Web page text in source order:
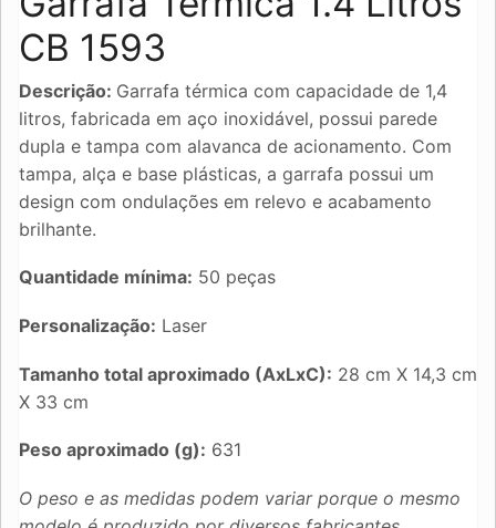
CB 1593
Descrição: Garrafa térmica com capacidade de 1,4
litros, fabricada em aço inoxidável, possui parede
dupla e tampa com alavanca de acionamento. Com
tampa, alça e base plásticas, a garrafa possui um
design com ondulações em relevo e acabamento
brilhante.
Quantidade mínima: 50 peças
Personalização: Laser
Tamanho total aproximado (AxLxC): 28 cm X 14,3 cm
X 33 cm
Peso aproximado (g): 631
O peso e as medidas podem variar porque o mesmo